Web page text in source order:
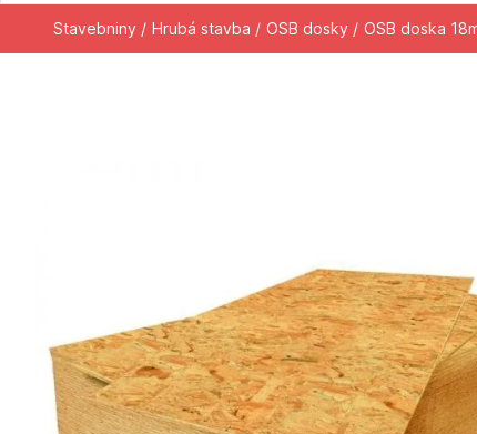
Stavebniny / Hrubá stavba / OSB dosky / OSB doska